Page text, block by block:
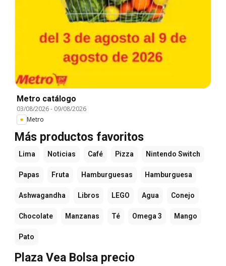
Metro catálogo
03/08/2026- 09/08/2026
Metro
Más productos favoritos
Lima Noticias Café Pizza Nintendo Switch
Papas Fruta Hamburguesas Hamburguesa
Ashwagandha Libros LEGO Agua Conejo
Chocolate Manzanas Té Omega 3 Mango
Pato
Plaza Vea Bolsa precio